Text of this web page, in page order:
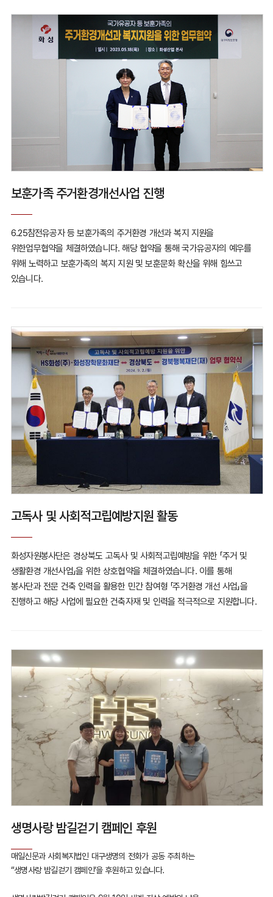
보훈가족 주거환경개선사업 진행
6.25참전유공자 등 보훈가족의 주거환경 개선과 복지 지원을
위한업무협약을 체결하였습니다.해당 협약을 통해 국가유공자의 예우를
위해 노력하고 보훈가족의 복지 지원 및 보훈문화 확산을 위해 힘쓰고
있습니다.
고독사 및 사회적고립예방지원 활동
화성자원봉사단은 경상북도 고독사 및 사회적고립예방을 위한 「주거 및
생활환경 개선사업」을 위한 상호협약을 체결하였습니다. 이를 통해
봉사단과 전문 건축 인력을 활용한 민간 참여형 「주거환경 개선 사업」을
진행하고 해당 사업에 필요한 건축자재 및 인력을 적극적으로 지원합니다.
생명사랑 밤길걷기 캠페인 후원
매일신문과 사회복지법인 대구생명의 전화가 공동 주최하는
“생명사랑 밤길걷기 캠페인‘을 후원하고 있습니다.